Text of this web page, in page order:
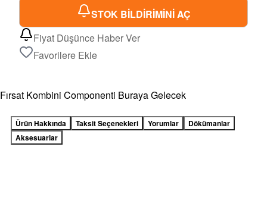
STOK BİLDİRİMİNİ AÇ
Fiyat Düşünce Haber Ver
Favorilere Ekle
Fırsat Kombini Componenti Buraya Gelecek
Ürün Hakkında Taksit Seçenekleri Yorumlar
Dökümanlar
Aksesuarlar